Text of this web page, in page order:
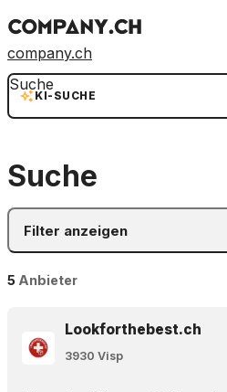
company.ch
KI-SUCHE
Suche
Suche
Filter anzeigen
5 Anbieter
Lookforthebest.ch
3930 Visp